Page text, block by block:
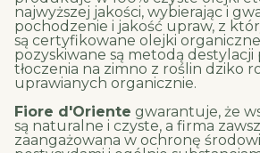
najwyższej jakości, wybierając i
pochodzenie i jakość upraw, z
są certyfikowane olejki
pozyskiwane są metodą
tłoczenia na zimno z roślin dziko
uprawianych organicznie.
Fiore d'Oriente gwarantuje, że
są naturalne i czyste, a firma
zaangażowana w ochronę